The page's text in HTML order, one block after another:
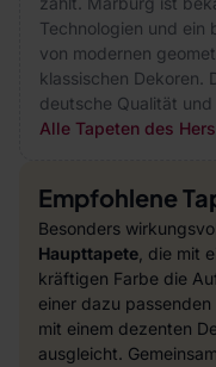
Technologien und ein
von modernen
klassischen Dekoren.
deutsche Qualität und
Alle Tapeten des
Empfohlene
Besonders
Haupttapete , die mit
kräftigen Farbe die
einer dazu passenden
mit einem dezenten
ausgleicht.